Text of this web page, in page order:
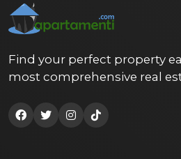
Find your perfect property
most comprehensive real